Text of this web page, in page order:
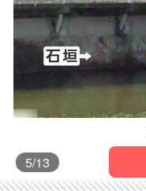
5/13